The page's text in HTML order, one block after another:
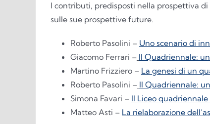
I contributi, predisposti nella prospettiva
sulle sue prospettive future.
Roberto Pasolini – Uno scenario di
Giacomo Ferrari – Il Quadriennale:
Martino Frizziero – La genesi di un
Roberto Pasolini – Il Quadriennale:
Simona Favari – Il Liceo
Matteo Asti – La rielaborazione